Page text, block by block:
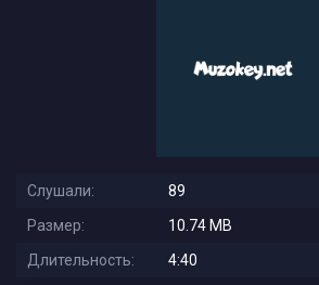
Слушали:
89
Размер:
10.74 MB
Длительность:
4:40